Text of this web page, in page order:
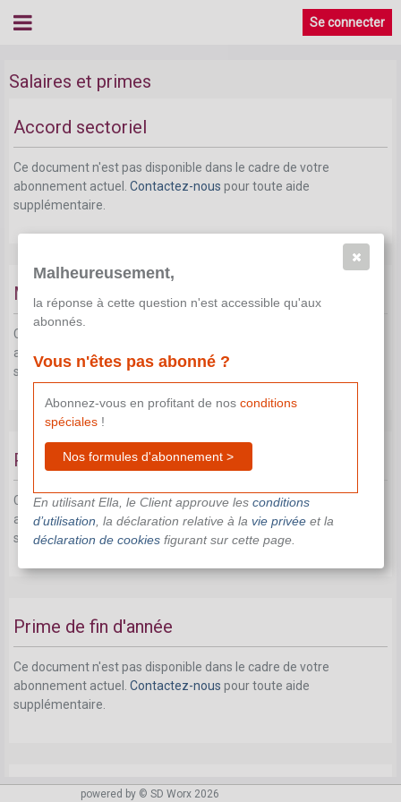
Se connecter
Salaires et primes
Accord sectoriel
Ce document n'est pas disponible dans le cadre de votre
abonnement actuel. Contactez-nous pour toute aide
supplémentaire.
Montants actuels
Ce document n'est pas disponible dans le cadre de votre
abonnement actuel.
Contactez-nous
supplémentaire.
Primes
Ce document n'est pas disponible dans le cadre de votre
abonnement actuel.Contactez-nouspour toute aide
supplémentaire.
Prime de fin d'année
Ce document n'est pas disponible dans le cadre de votre
abonnement actuel. Contactez-nous pour toute aide
supplémentaire.
Indemnité complémentaire en cas de chômage
powered by © SD Worx 2026
Malheureusement,
la réponse à cette question n'est accessible qu'aux
abonnés.
Vous n'êtes pas abonné ?
Abonnez-vous en profitant de nos conditions
spéciales!
Nos formules d'abonnement >
En utilisant Ella, le Client approuve les conditions
d’utilisation , la déclaration relative à la vie privéeet la
déclaration de cookiesfigurant sur cette page.